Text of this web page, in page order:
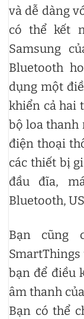
và dễ dàng
có thể kết
Samsung
Bluetooth
dụng một
khiển cả hai
bộ loa thanh
điện thoại
các thiết bị
đầu đĩa,
Bluetooth,
Bạn cũng
bạn để điều
âm thanh
Bạn có thể